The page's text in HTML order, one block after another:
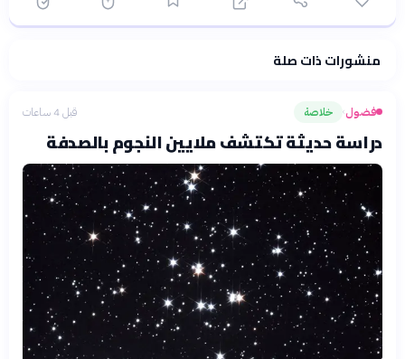
فلسفتنا المعرفية· سياسة الذكاء الاصطناعيمنشورات ذات صلة
فضول› خلاصة قبل 4 ساعات
دراسة حديثة تكتشف ملايين النجوم بالصدفة